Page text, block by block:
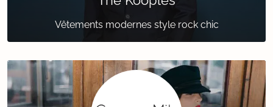
Vêtements modernes style rock chic